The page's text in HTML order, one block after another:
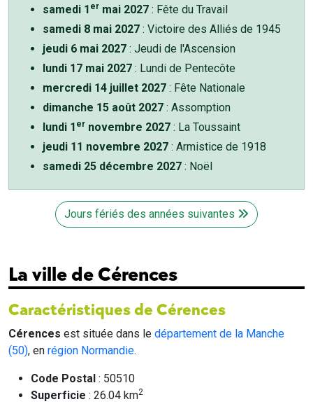
samedi 1 er mai 2027 : Fête du Travail
samedi 8 mai 2027 : Victoire des Alliés de 1945
jeudi 6 mai 2027 : Jeudi de l'Ascension
lundi 17 mai 2027 : Lundi de Pentecôte
mercredi 14 juillet 2027 : Fête Nationale
dimanche 15 août 2027 : Assomption
lundi 1 er novembre 2027 : La Toussaint
jeudi 11 novembre 2027 : Armistice de 1918
samedi 25 décembre 2027 : Noël
Jours fériés des années suivantes
La ville de Cérences
Caractéristiques de Cérences
Cérences est située dans le département de la Manche
(50), en région Normandie.
Code Postal : 50510
Superficie : 26.04 km2